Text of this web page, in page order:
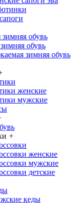
обувь
обувь
зимняя обувь
женские
мужские
+
женские
мужские
детские
кеды